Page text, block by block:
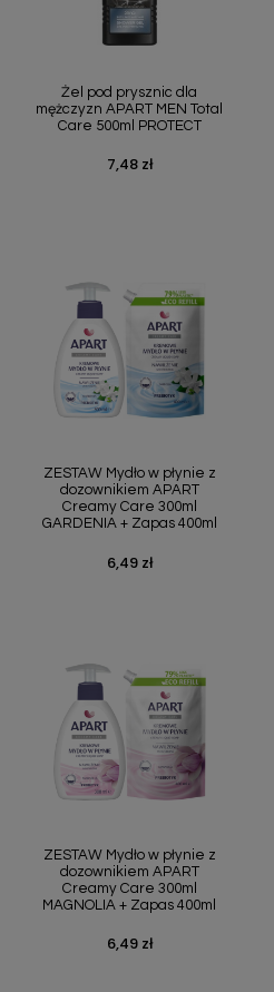
Żel pod prysznic dla
mężczyzn APART MEN Total
Care 500ml PROTECT
Cena
7,48 zł
ZESTAW Mydło w płynie z
dozownikiem APART
Creamy Care 300ml
GARDENIA + Zapas 400ml
Cena
6,49 zł
ZESTAW Mydło w płynie z
dozownikiem APART
Creamy Care 300ml
MAGNOLIA + Zapas 400ml
Cena
6,49 zł